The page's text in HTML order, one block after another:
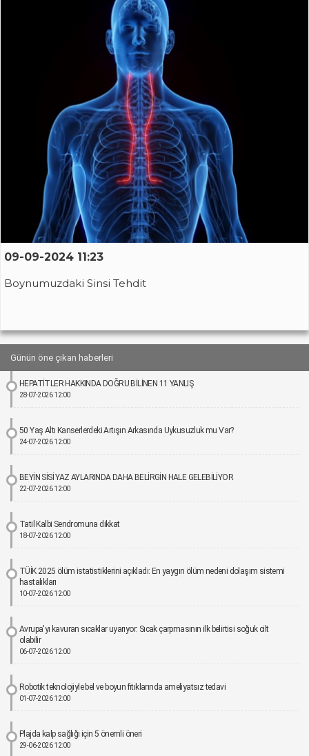
09-09-2024 11:23
Boynumuzdaki Sinsi Tehdit
Günün öne çıkan haberleri
HEPATİTLER HAKKINDA DOĞRU BİLİNEN 11 YANLIŞ
28-07-2026 12:00
50 Yaş Altı Kanserlerdeki Artışın Arkasında Uykusuzluk mu Var?
24-07-2026 12:00
BEYİN SİSİ YAZ AYLARINDA DAHA BELİRGİN HALE GELEBİLİYOR
22-07-2026 12:00
Tatil Kalbi Sendromuna dikkat
18-07-2026 12:00
TÜİK 2025 ölüm istatistiklerini açıkladı: En yaygın ölüm nedeni dolaşım sistemi
hastalıkları
10-07-2026 12:00
Avrupa'yı kavuran sıcaklar uyarıyor: Sıcak çarpmasının ilk belirtisi soğuk cilt
olabilir
06-07-2026 12:00
Robotik teknolojiyle bel ve boyun fıtıklarında ameliyatsız tedavi
01-07-2026 12:00
Plajda kalp sağlığı için 5 önemli öneri
29-06-2026 12:00